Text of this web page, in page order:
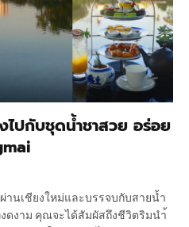
ไปกับชุดน้ำชาสวย อร่อย
นเชียงใหม่และบรรจบกับสายน้ำ
ดงาม คุณจะได้สัมผัสถึงชีวิตริมนำ้